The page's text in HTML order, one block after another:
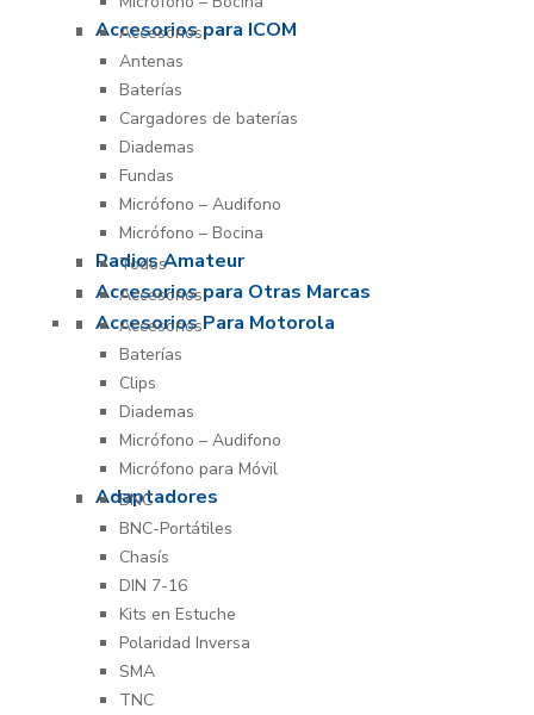
Accesorios para ICOM
Accesorios
Antenas
Baterías
Cargadores de baterías
Diademas
Fundas
Micrófono – Audifono
Micrófono – Bocina
Radios Amateur
Todos
Accesorios para Otras Marcas
Accesorios
Accesorios Para Motorola
Accesorios
Baterías
Clips
Diademas
Micrófono – Audifono
Micrófono para Móvil
Adaptadores
BNC
BNC-Portátiles
Chasís
DIN 7-16
Kits en Estuche
Polaridad Inversa
SMA
TNC